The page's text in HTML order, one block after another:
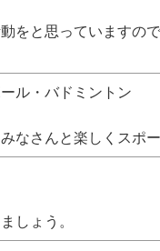
をと思っていますの
ル・バドミントン
なさんと楽しくスポ
しょう。